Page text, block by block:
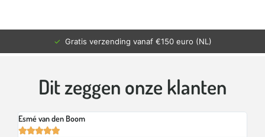
✓ Gratis verzending vanaf €150 euro (NL)
Dit zeggen onze klanten
Esmé van den Boom
